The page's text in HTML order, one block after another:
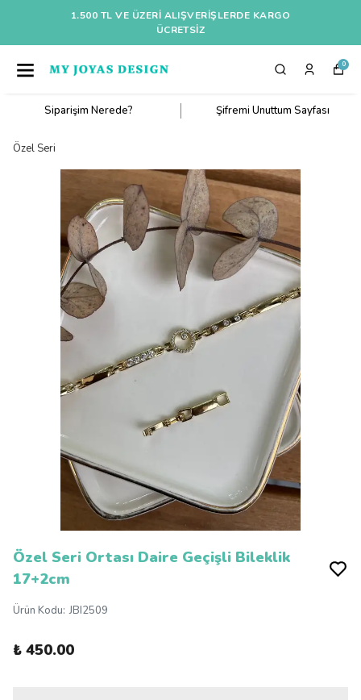
1.500 TL VE ÜZERI ALIŞVERIŞLERDE KARGO
ÜCRETSİZ
0
Siparişim Nerede? Şifremi Unuttum Sayfası
Özel Seri
Özel Seri Ortası Daire Geçişli Bileklik
17+2cm
Ürün Kodu: JBI2509
₺ 450.00